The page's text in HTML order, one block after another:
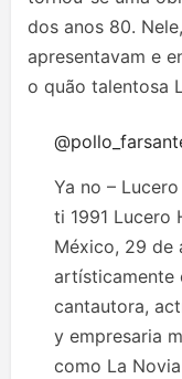
dos anos 80.
apresentavam e
o quão talentosa
Ya no – Lucero
ti 1991 Lucero
México, 29 de
artísticamente
cantautora,
y empresaria
como La